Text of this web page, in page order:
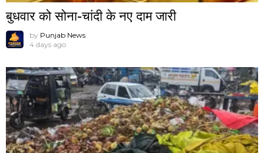
बुधवार को सोना-चांदी के नए दाम जारी
by Punjab News
4 days ago